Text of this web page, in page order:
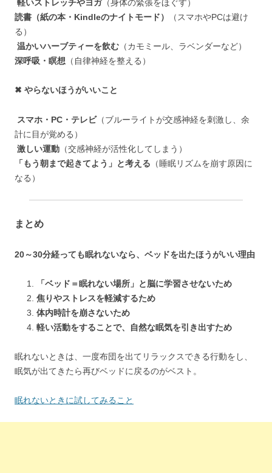
軽いストレッチやヨガ （身体の緊張をほぐす）
読書（紙の本・Kindleのナイトモード）
（スマホやPCは避け
る）
温かいハーブティーを飲む （カモミール、ラベンダーなど）
深呼吸・瞑想 （自律神経を整える）
✖ やらないほうがいいこと
スマホ・PC・テレビ（ブルーライトが交感神経を刺激し、余
計に目が覚める）
激しい運動 （交感神経が活性化してしまう）
「もう朝まで起きてよう」と考える （睡眠リズムを崩す原因に
なる）
まとめ
20～30分経っても眠れないなら、ベッドを出たほうがいい理由
「ベッド＝眠れない場所」と脳に学習させないため
焦りやストレスを軽減するため
体内時計を崩さないため
軽い活動をすることで、自然な眠気を引き出すため
眠れないときは、一度布団を出てリラックスできる行動をし、
眠気が出てきたら再びベッドに戻るのがベスト。
眠れないときに試してみること